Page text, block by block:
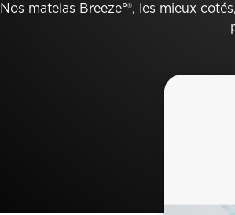
Nos matelas Breeze°®, les mieux